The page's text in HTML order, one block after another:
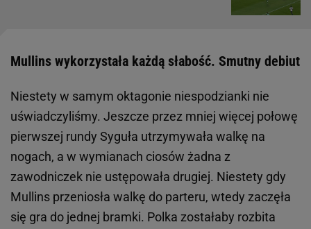
Mullins wykorzystała każdą słabość. Smutny debiut
Niestety w samym oktagonie niespodzianki nie
uświadczyliśmy. Jeszcze przez mniej więcej połowę
pierwszej rundy Syguła utrzymywała walkę na
nogach, a w wymianach ciosów żadna z
zawodniczek nie ustępowała drugiej. Niestety gdy
Mullins przeniosła walkę do parteru, wtedy zaczęła
się gra do jednej bramki. Polka zostałaby rozbita